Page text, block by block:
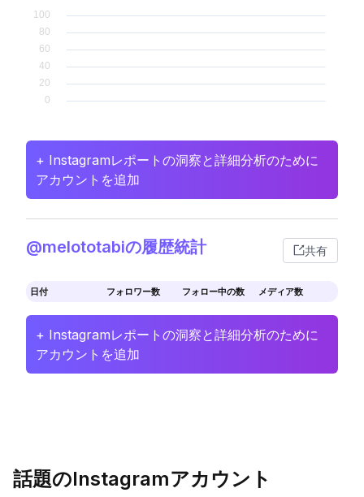
+ Instagramレポートの洞察と詳細分析のために
アカウントを追加
@melototabiの履歴統計 共有
日付 フォロワー数 フォロー中の数 メディア数
+ Instagramレポートの洞察と詳細分析のために
アカウントを追加
話題のInstagramアカウント